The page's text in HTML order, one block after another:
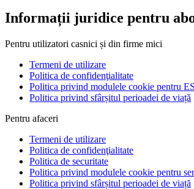
Informații juridice pentru
Pentru utilizatori casnici și din firme mici
Termeni de utilizare
Politica de confidenţialitate
Politica privind modulele cookie pentru
Politica privind sfârșitul perioadei de viață
Pentru afaceri
Termeni de utilizare
Politica de confidenţialitate
Politica de securitate
Politica privind modulele cookie pentru
Politica privind sfârșitul perioadei de viață